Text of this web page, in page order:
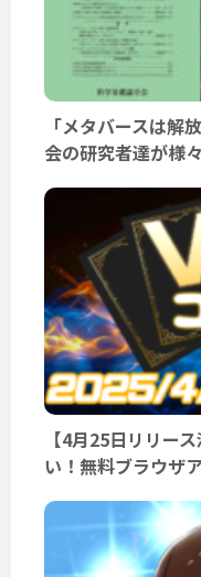
「メタバースは解
会の研究者達が様
【4月25日リリー
い！無料ブラウザ